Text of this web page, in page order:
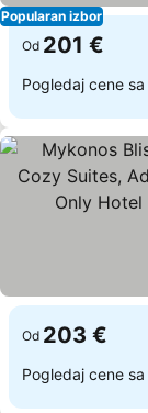
Popularan izbor
Od 201 €
Pogledaj cene sa
Od 203 €
Pogledaj cene sa